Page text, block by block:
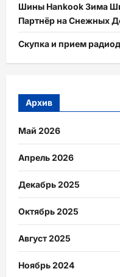
Шины Hankook Зима
Партнёр на Снежных
Скупка и прием
Архив
Май 2026
Апрель 2026
Декабрь 2025
Октябрь 2025
Август 2025
Ноябрь 2024